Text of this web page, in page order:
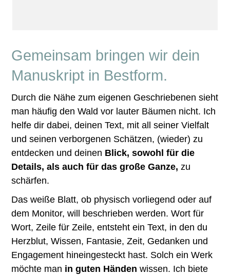
Gemeinsam bringen wir dein
Manuskript in Bestform.
Durch die Nähe zum eigenen Geschriebenen sieht
man häufig den Wald vor lauter Bäumen nicht. Ich
helfe dir dabei, deinen Text, mit all seiner Vielfalt
und seinen verborgenen Schätzen, (wieder) zu
entdecken und deinen Blick, sowohl für die
Details, als auch für das große Ganze, zu
schärfen.
Das weiße Blatt, ob physisch vorliegend oder auf
dem Monitor, will beschrieben werden. Wort für
Wort, Zeile für Zeile, entsteht ein Text, in den du
Herzblut, Wissen, Fantasie, Zeit, Gedanken und
Engagement hineingesteckt hast. Solch ein Werk
möchte man in guten Händen wissen. Ich biete